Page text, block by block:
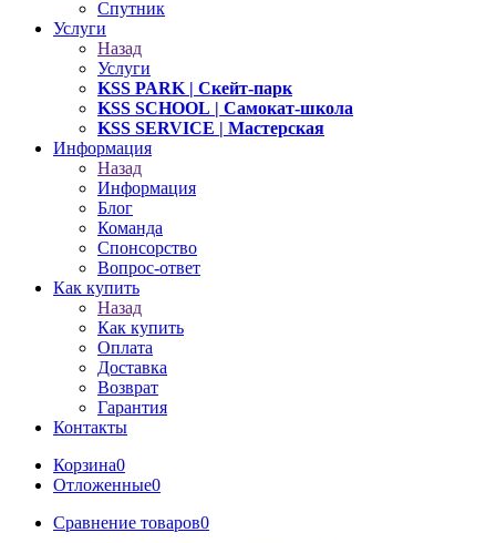
Спутник
Услуги
Назад
Услуги
KSS PARK | Скейт-парк
KSS SCHOOL | Самокат-школа
KSS SERVICE | Мастерская
Информация
Назад
Информация
Блог
Команда
Спонсорство
Вопрос-ответ
Как купить
Назад
Как купить
Оплата
Доставка
Возврат
Гарантия
Контакты
Корзина0
Отложенные0
Сравнение товаров0